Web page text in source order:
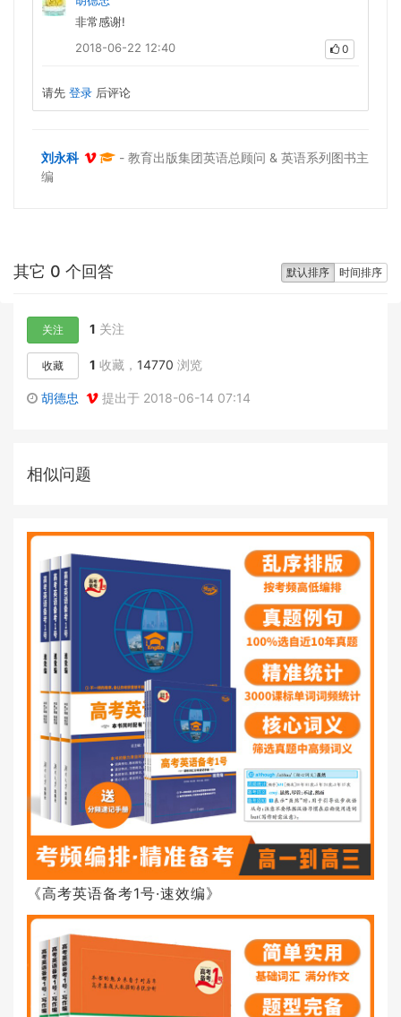
非常感谢!
2018-06-22 12:40
0
请先 登录 后评论
刘永科
- 教育出版集团英语总顾问 & 英语系列图书主
编
默认排序 时间排序
其它 0 个回答
关注 1 关注
收藏 1 收藏， 14770 浏览
胡德忠 提出于 2018-06-14 07:14
相似问题
《高考英语备考1号·速效编》